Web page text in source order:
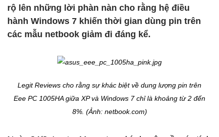
rộ lên những lời phàn nàn cho rằng hệ điều
hành Windows 7 khiến thời gian dùng pin trên
các mẫu netbook giảm đi đáng kể.
Legit Reviews cho rằng sự khác biệt về dung lượng pin trên
Eee PC 1005HA giữa XP và Windows 7 chỉ là khoảng từ 2 đến
8%. (Ảnh: netbook.com)